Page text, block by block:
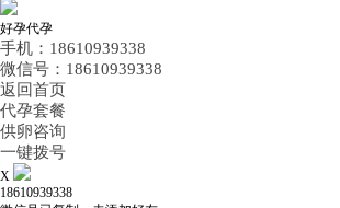
好孕代孕
手机：18610939338
微信号：18610939338
返回首页
代孕套餐
供卵咨询
一键拨号
X
18610939338